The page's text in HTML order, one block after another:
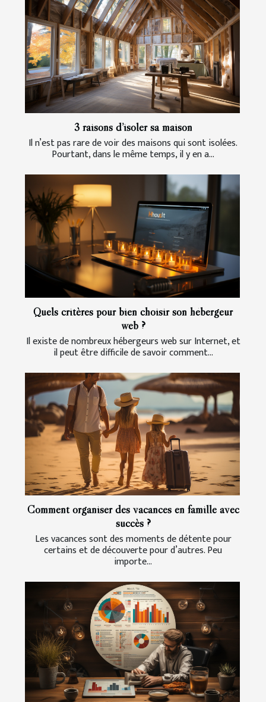
3 raisons d’isoler sa maison
Il n’est pas rare de voir des maisons qui sont isolées.
Pourtant, dans le même temps, il y en a...
Quels critères pour bien choisir son hébergeur
web ?
Il existe de nombreux hébergeurs web sur Internet, et
il peut être difficile de savoir comment...
Comment organiser des vacances en famille avec
succès ?
Les vacances sont des moments de détente pour
certains et de découverte pour d’autres. Peu
importe...